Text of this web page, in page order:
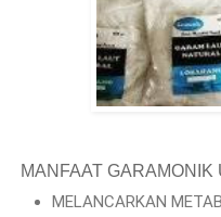
MANFAAT
MELANCARKAN